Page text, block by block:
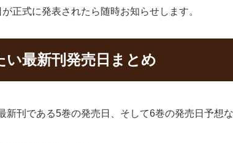
正式に発表されたら随時お知らせします。
最新刊発売日まとめ
刊である5巻の発売日、そして6巻の発売日予想